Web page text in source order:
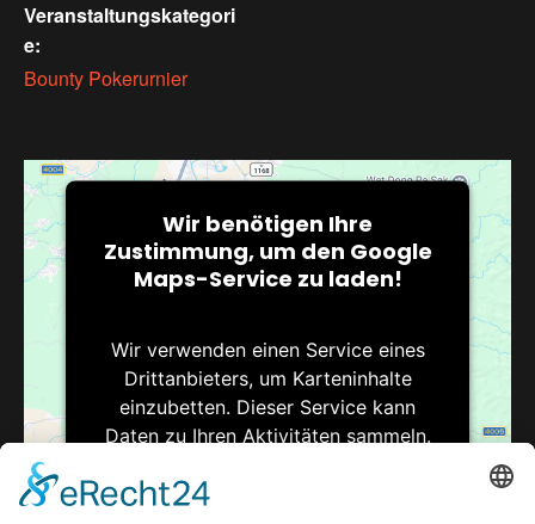
Veranstaltungskategori
e:
Bounty Pokerurnier
Wir benötigen Ihre
Zustimmung, um den Google
Maps-Service zu laden!
Wir verwenden einen Service eines
Drittanbieters, um Karteninhalte
einzubetten. Dieser Service kann
Daten zu Ihren Aktivitäten sammeln.
stimmen Sie der Nutzung des Service